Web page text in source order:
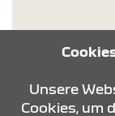
Autohaus
Unsere
Cookies, um